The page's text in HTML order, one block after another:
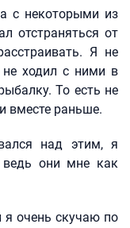
с некоторыми из
отстраняться от
Я не
не ходил с ними в
То есть не
вместе раньше.
над этим, я
ведь они мне как
я очень скучаю по